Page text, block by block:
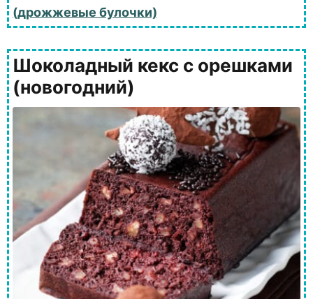
(дрожжевые булочки)
Шоколадный кекс с орешками
(новогодний)